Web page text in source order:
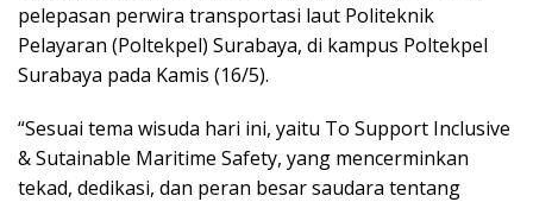
pelepasan perwira transportasi laut Politeknik
Pelayaran (Poltekpel) Surabaya, di kampus Poltekpel
Surabaya pada Kamis (16/5).
“Sesuai tema wisuda hari ini, yaitu To Support Inclusive
& Sutainable Maritime Safety, yang mencerminkan
tekad, dedikasi, dan peran besar saudara tentang